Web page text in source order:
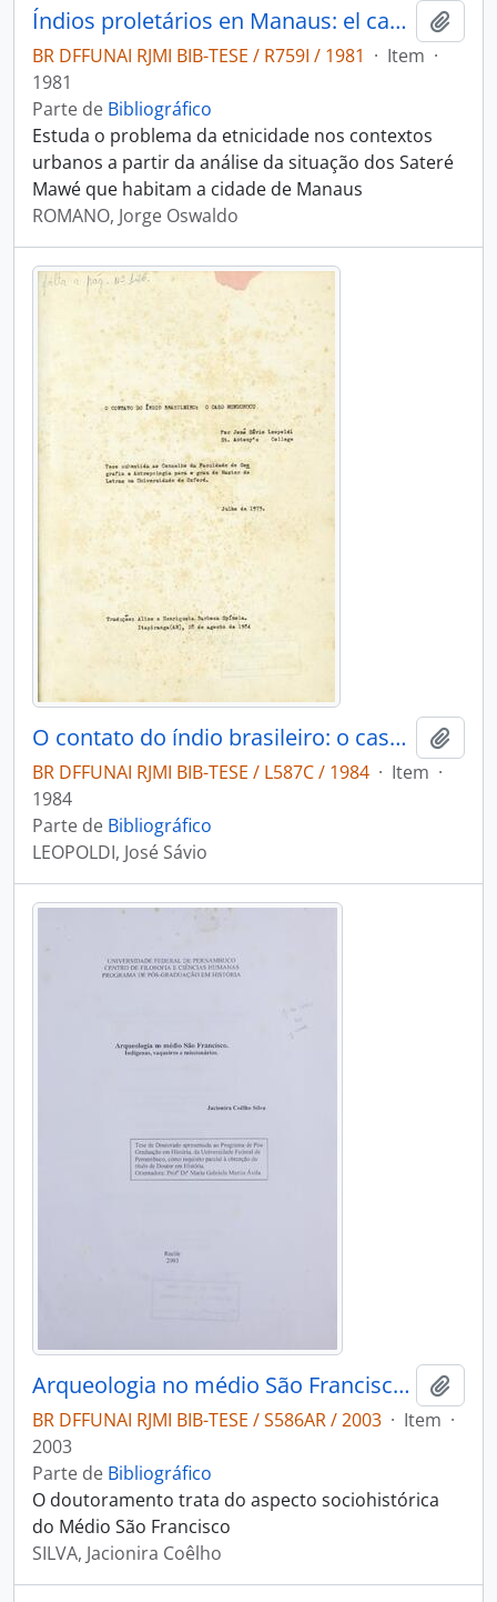
Índios proletários en Manaus: el caso de los Sateré-Mawé citadinos
BR DFFUNAI RJMI BIB-TESE / R759I / 1981 · Item ·
1981
Parte de Bibliográfico
Estuda o problema da etnicidade nos contextos
urbanos a partir da análise da situação dos Sateré
Mawé que habitam a cidade de Manaus
ROMANO, Jorge Oswaldo
O contato do índio brasileiro: o caso Mundurucu
BR DFFUNAI RJMI BIB-TESE / L587C / 1984 · Item ·
1984
Parte de Bibliográfico
LEOPOLDI, José Sávio
Arqueologia no médio São Francisco: indígenas vaqueiros e missionários
BR DFFUNAI RJMI BIB-TESE / S586AR / 2003 · Item ·
2003
Parte de Bibliográfico
O doutoramento trata do aspecto sociohistórica
do Médio São Francisco
SILVA, Jacionira Coêlho